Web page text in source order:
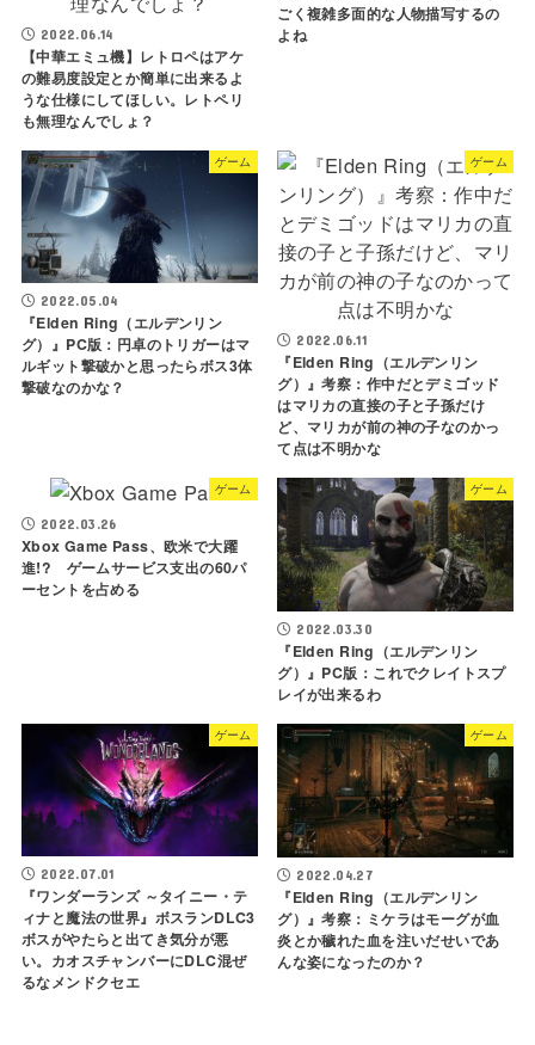
2022.06.14
【中華エミュ機】レトロペはアケ
の難易度設定とか簡単に出来るよ
うな仕様にしてほしい。レトペリ
も無理なんでしょ？
ごく複雑多面的な人物描写するの
よね
ゲーム
2022.05.04
『Elden Ring（エルデンリン
グ）』PC版：円卓のトリガーはマ
ルギット撃破かと思ったらボス3体
撃破なのかな？
ゲーム
2022.06.11
『Elden Ring（エルデンリン
グ）』考察：作中だとデミゴッド
はマリカの直接の子と子孫だけ
ど、マリカが前の神の子なのかっ
て点は不明かな
ゲーム
2022.03.26
Xbox Game Pass、欧米で大躍
進!? ゲームサービス支出の60パ
ーセントを占める
ゲーム
2022.03.30
『Elden Ring（エルデンリン
グ）』PC版：これでクレイトスプ
レイが出来るわ
ゲーム
2022.07.01
『ワンダーランズ ～タイニー・テ
ィナと魔法の世界』ボスランDLC3
ボスがやたらと出てき気分が悪
い。カオスチャンバーにDLC混ぜ
るなメンドクセエ
ゲーム
2022.04.27
『Elden Ring（エルデンリン
グ）』考察：ミケラはモーグが血
炎とか穢れた血を注いだせいであ
んな姿になったのか？